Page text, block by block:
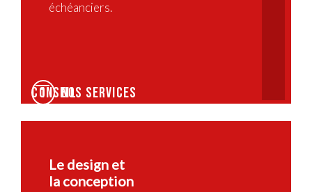
échéanciers.
1
nos services conseil
Le design et
la conception